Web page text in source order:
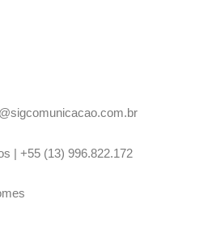
| +55 (13) 996.822.172